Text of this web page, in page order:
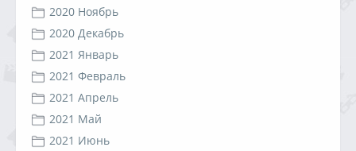
2020 Ноябрь
2020 Декабрь
2021 Январь
2021 Февраль
2021 Апрель
2021 Май
2021 Июнь